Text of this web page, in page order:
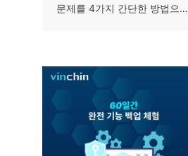
문제를 4가지 간단한 방법으로